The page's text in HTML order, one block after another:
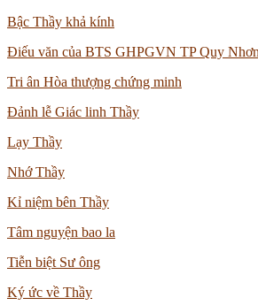
Bậc Thầy khả kính
Điếu văn của BTS GHPGVN TP Quy Nhơn
Tri ân Hòa thượng chứng minh
Đảnh lễ Giác linh Thầy
Lạy Thầy
Nhớ Thầy
Kỉ niệm bên Thầy
Tâm nguyện bao la
Tiễn biệt Sư ông
Ký ức về Thầy